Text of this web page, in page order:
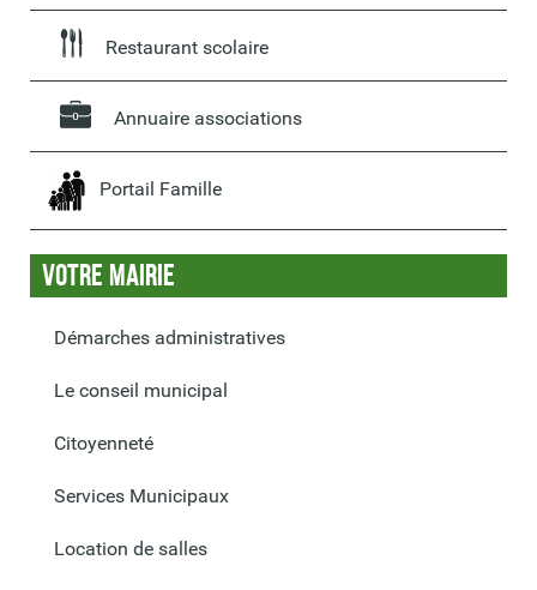
Restaurant scolaire
Annuaire associations
Portail Famille
Votre Mairie
Démarches administratives
Le conseil municipal
Citoyenneté
Services Municipaux
Location de salles